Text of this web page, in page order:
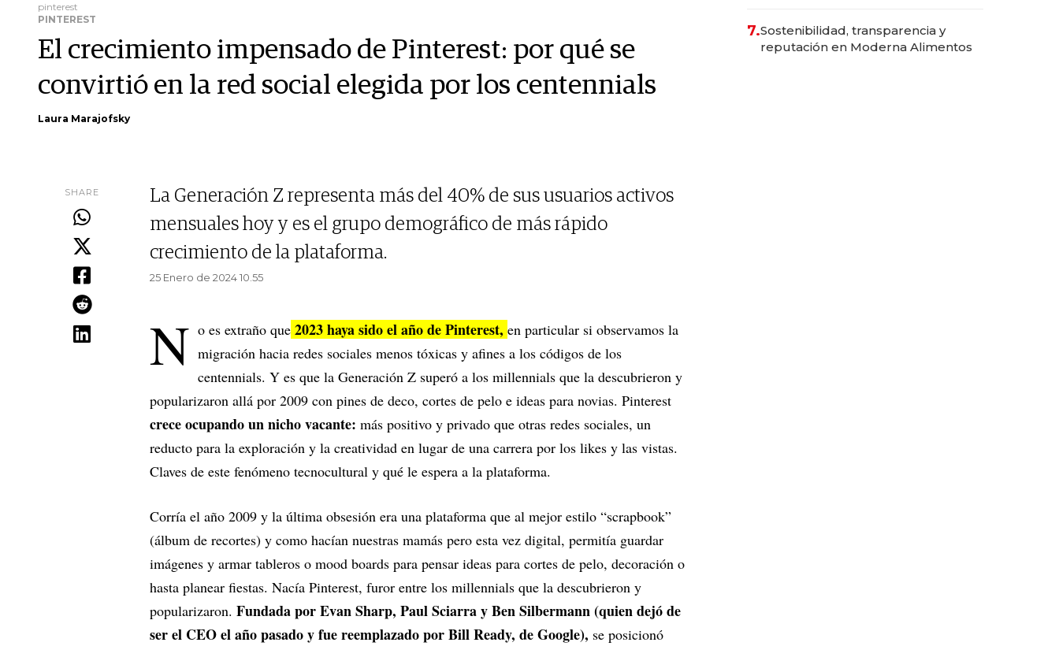
pinterest
PINTEREST
El crecimiento impensado de Pinterest: por qué se
convirtió en la red social elegida por los centennials
Laura Marajofsky
SHARE
La Generación Z representa más del 40% de sus usuarios activos
mensuales hoy y es el grupo demográfico de más rápido
crecimiento de la plataforma.
25 Enero de 2024 10.55
N o es extraño que 2023 haya sido el año de Pinterest, en particular si observamos la
migración hacia redes sociales menos tóxicas y afines a los códigos de los
centennials. Y es que la Generación Z superó a los millennials que la descubrieron y
popularizaron allá por 2009 con pines de deco, cortes de pelo e ideas para novias. Pinterest
crece ocupando un nicho vacante: más positivo y privado que otras redes sociales, un
reducto para la exploración y la creatividad en lugar de una carrera por los likes y las vistas.
Claves de este fenómeno tecnocultural y qué le espera a la plataforma.
Corría el año 2009 y la última obsesión era una plataforma que al mejor estilo “scrapbook”
(álbum de recortes) y como hacían nuestras mamás pero esta vez digital, permitía guardar
imágenes y armar tableros o mood boards para pensar ideas para cortes de pelo, decoración o
hasta planear fiestas. Nacía Pinterest, furor entre los millennials que la descubrieron y
popularizaron. Fundada por Evan Sharp, Paul Sciarra y Ben Silbermann (quien dejó de
ser el CEO el año pasado y fue reemplazado por Bill Ready, de Google), se posicionó
7.Sostenibilidad, transparencia y
reputación en Moderna Alimentos